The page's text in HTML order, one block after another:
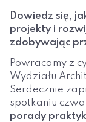
Dowiedz się,
projekty i
zdobywając
Powracamy z
Wydziału
Serdecznie
spotkaniu
porady